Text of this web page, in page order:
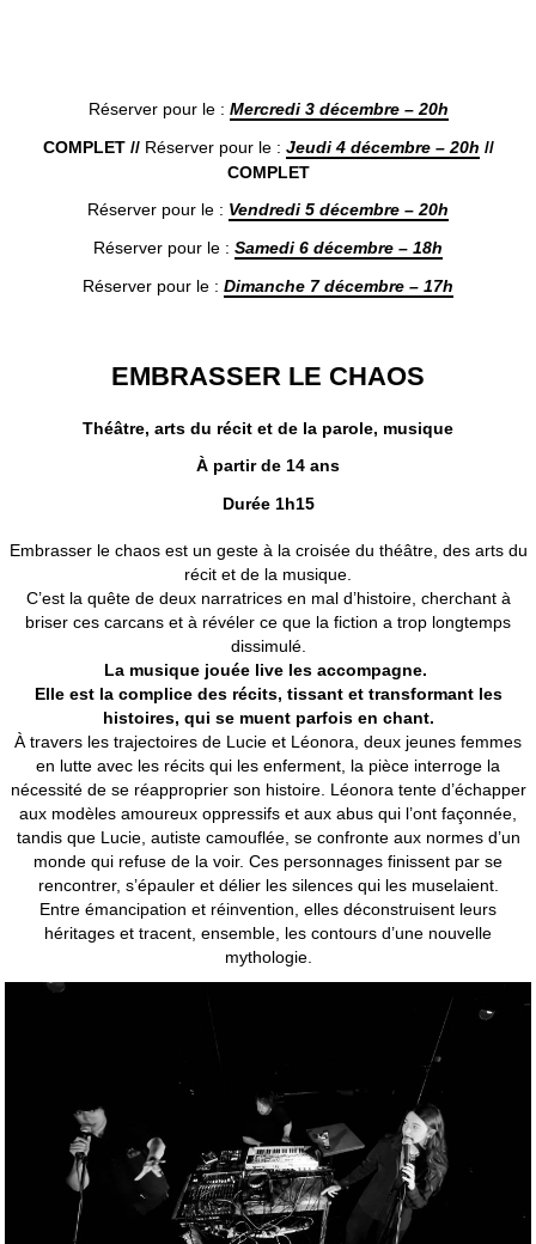
Réserver pour le : Mercredi 3 décembre – 20h
COMPLET //Réserver pour le : Jeudi 4 décembre – 20h //
COMPLET
Réserver pour le : Vendredi 5 décembre – 20h
Réserver pour le : Samedi 6 décembre – 18h
Réserver pour le : Dimanche 7 décembre – 17h
EMBRASSER LE CHAOS
Théâtre, arts du récit et de la parole, musique
À partir de 14 ans
Durée 1h15
Embrasser le chaos est un geste à la croisée du théâtre, des arts du
récit et de la musique.
C’est la quête de deux narratrices en mal d’histoire, cherchant à
briser ces carcans et à révéler ce que la fiction a trop longtemps
dissimulé.
La musique jouée live les accompagne.
Elle est la complice des récits, tissant et transformant les
histoires, qui se muent parfois en chant.
À travers les trajectoires de Lucie et Léonora, deux jeunes femmes
en lutte avec les récits qui les enferment, la pièce interroge la
nécessité de se réapproprier son histoire. Léonora tente d’échapper
aux modèles amoureux oppressifs et aux abus qui l’ont façonnée,
tandis que Lucie, autiste camouflée, se confronte aux normes d’un
monde qui refuse de la voir. Ces personnages finissent par se
rencontrer, s’épauler et délier les silences qui les muselaient.
Entre émancipation et réinvention, elles déconstruisent leurs
héritages et tracent, ensemble, les contours d’une nouvelle
mythologie.